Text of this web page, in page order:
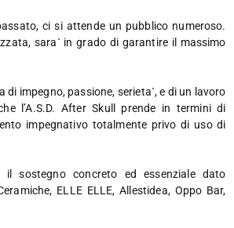
ci si attende un pubblico numeroso.
sara` in grado di garantire il massimo
impegno, passione, serieta`, e di un lavoro
l’A.S.D. After Skull prende in termini di
impegnativo totalmente privo di uso di
sostegno concreto ed essenziale dato
ELLE ELLE, Allestidea, Oppo Bar,